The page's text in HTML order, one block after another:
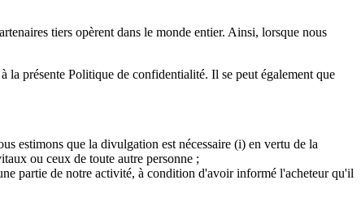
tiers opèrent dans le monde entier. Ainsi, lorsque nous
la présente Politique de confidentialité. Il se peut également que
estimons que la divulgation est nécessaire (i) en vertu de la
ou ceux de toute autre personne ;
partie de notre activité, à condition d'avoir informé l'acheteur qu'il